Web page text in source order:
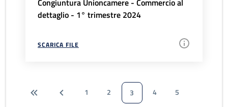
Congiuntura Unioncamere - Commercio al
dettaglio - 1° trimestre 2024
SCARICA FILE
1 2 3 4
5